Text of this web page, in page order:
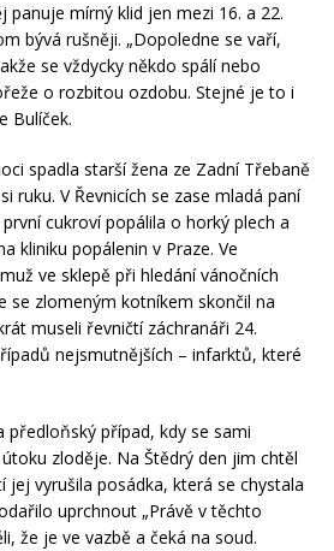
panuje mírný klid jen mezi 16. a 22.
bývá rušněji. „Dopoledne se vaří,
se vždycky někdo spálí nebo
o rozbitou ozdobu. Stejné je to i
Bulíček.
spadla starší žena ze Zadní Třebaně
ruku. V Řevnicích se zase mladá paní
cukroví popálila o horký plech a
kliniku popálenin v Praze. Ve
ve sklepě při hledání vánočních
se zlomeným kotníkem skončil na
museli řevničtí záchranáři 24.
nejsmutnějších – infarktů, které
předloňský případ, kdy se sami
zloděje. Na Štědrý den jim chtěl
jej vyrušila posádka, která se chystala
uprchnout „Právě v těchto
že je ve vazbě a čeká na soud.